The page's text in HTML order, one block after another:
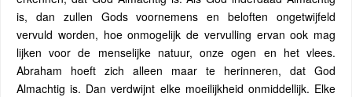
is, dan zullen Gods voornemens en beloften ongetwijfeld
vervuld worden, hoe onmogelijk de vervulling ervan ook mag
lijken voor de menselijke natuur, onze ogen en het vlees.
Abraham hoeft zich alleen maar te herinneren, dat God
Almachtig is. Dan verdwijnt elke moeilijkheid onmiddellijk. Elke